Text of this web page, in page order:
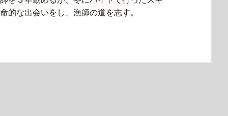
的な出会いをし、漁師の道を志す。